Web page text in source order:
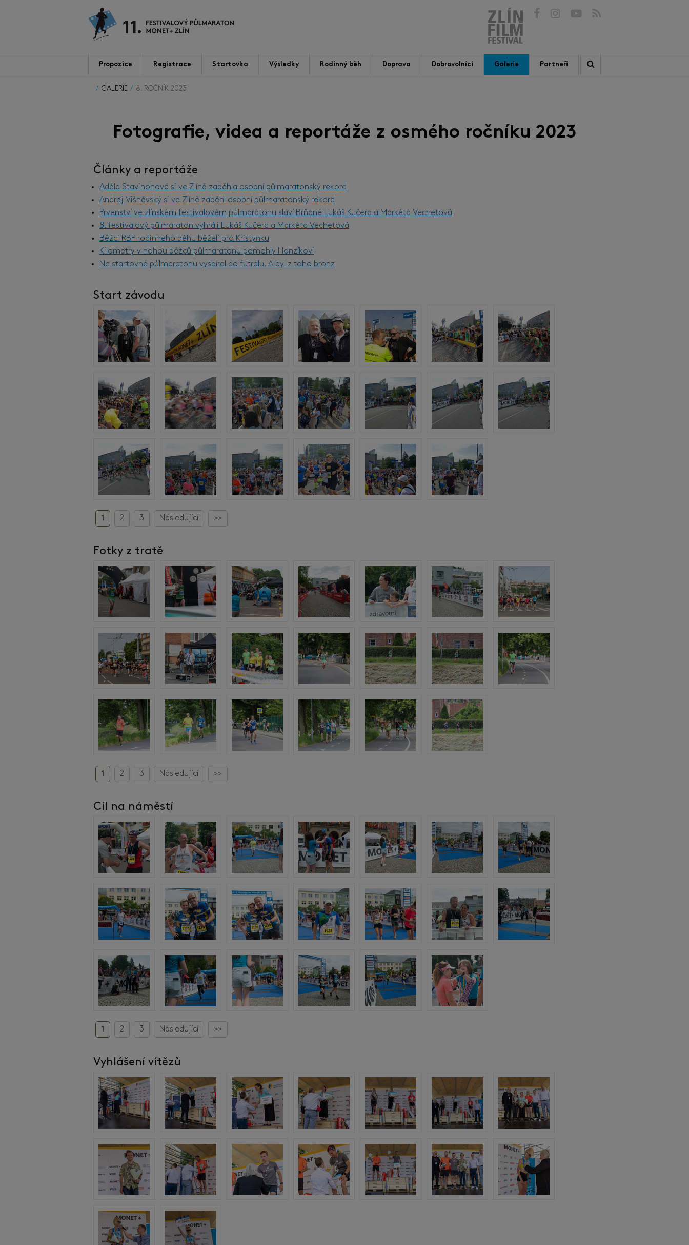
Propozice Registrace Startovka Výsledky Rodinný běh Doprava Dobrovolníci Galerie Partneři
GALERIE 8. ROČNÍK 2023
Fotografie, videa a reportáže z osmého ročníku 2023
Články a reportáže
Adéla Stavinohová si ve Zlíně zaběhla osobní půlmaratonský rekord
Andrej Višněvský si ve Zlíně zaběhl osobní půlmaratonský rekord
Prvenství ve zlínském festivalovém půlmaratonu slaví Brňané Lukáš Kučera a Markéta Vechetová
8. festivalový půlmaraton vyhráli Lukáš Kučera a Markéta Vechetová
Běžci RBP rodinného běhu běželi pro Kristýnku
Kilometry v nohou běžců půlmaratonu pomohly Honzíkovi
Na startovné půlmaratonu vysbíral do futrálu. A byl z toho bronz
Start závodu
1 2 3 Následující >>
Fotky z tratě
1 2 3 Následující >>
Cíl na náměstí
1 2 3 Následující >>
Vyhlášení vítězů